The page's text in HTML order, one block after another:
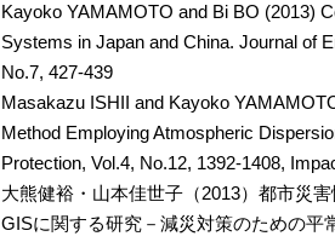
Kayoko YAMAMOTO and Bi BO (2013)
Systems in Japan and China. Journal of
No.7, 427-439
Masakazu ISHII and Kayoko
Method Employing Atmospheric
Protection, Vol.4, No.12, 1392-1408,
大熊健裕・山本佳世子（2013）都市災
GISに関する研究－減災対策のための平